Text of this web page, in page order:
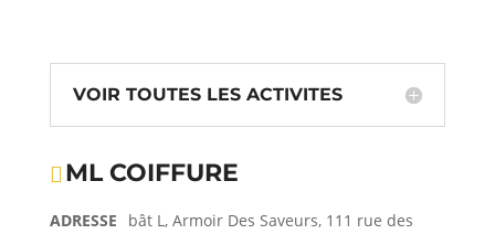
VOIR TOUTES LES ACTIVITES
ML COIFFURE
ADRESSE
bât L, Armoir Des Saveurs, 111 rue des